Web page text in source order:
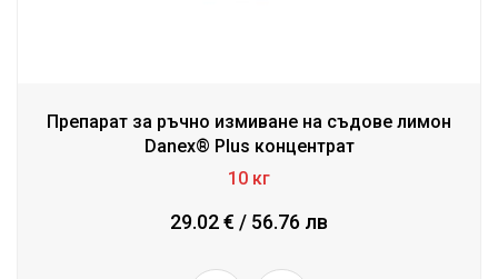
Препарат за ръчно измиване на съдове лимон
Danex® Plus концентрат
10 кг
29.02 € / 56.76 лв